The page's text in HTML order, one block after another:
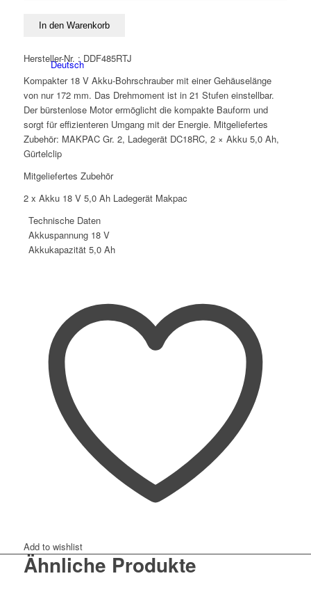
Deutsch
Akku
18
5,0
Ah
Menge
In den Warenkorb
Hersteller-Nr. : DDF485RTJ
Kompakter 18 V Akku-Bohrschrauber mit einer Gehäuselänge
von nur 172 mm. Das Drehmoment ist in 21 Stufen einstellbar.
Der bürstenlose Motor ermöglicht die kompakte Bauform und
sorgt für effizienteren Umgang mit der Energie. Mitgeliefertes
Zubehör: MAKPAC Gr. 2, Ladegerät DC18RC, 2 × Akku 5,0 Ah,
Gürtelclip
Mitgeliefertes Zubehör
2 x Akku 18 V 5,0 Ah Ladegerät Makpac
Technische Daten
Akkuspannung 18 V
Akkukapazität 5,0 Ah
Add to wishlist
Ähnliche Produkte